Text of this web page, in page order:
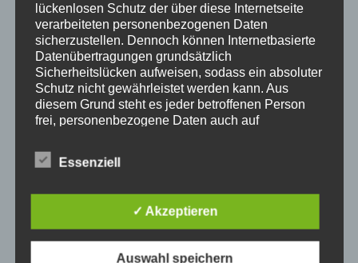
lückenlosen Schutz der über diese Internetseite
verarbeiteten personenbezogenen Daten
sicherzustellen. Dennoch können Internetbasierte
Datenübertragungen grundsätzlich
Sicherheitslücken aufweisen, sodass ein absoluter
Schutz nicht gewährleistet werden kann. Aus
diesem Grund steht es jeder betroffenen Person
frei, personenbezogene Daten auch auf
uns zu übermitteln.
Die Datenschutzerklärung beruht auf den
Begrifflichkeiten, die durch den Europäischen
Richtlinien- und Verordnungsgeber beim Erlass
der Datenschutz-Grundverordnung (DS-GVO)
Essenziell
✓ Akzeptieren
Auswahl speichern